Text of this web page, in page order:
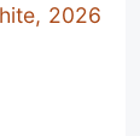
2026